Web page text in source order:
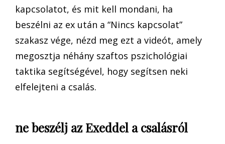
kapcsolatot, és mit kell mondani, ha
beszélni az ex után a “Nincs kapcsolat”
szakasz vége, nézd meg ezt a videót, amely
megosztja néhány szaftos pszichológiai
taktika segítségével, hogy segítsen neki
elfelejteni a csalás.
ne beszélj az Exeddel a csalásról